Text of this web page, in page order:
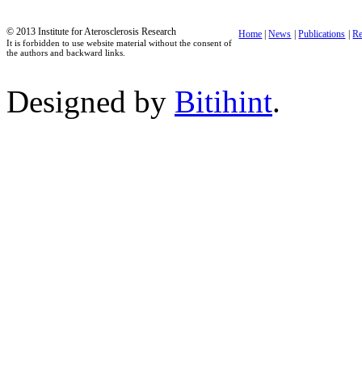
© 2013 Institute for Aterosclerosis Research
It is forbidden to use website material without the consent of
the authors and backward links.
Home |News |Publications |
Designed by Bitihint.